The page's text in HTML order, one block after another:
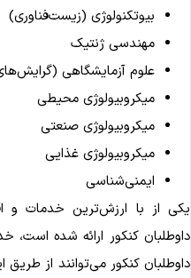
بیوتکنولوژی (زیست‌فناوری)
مهندسی ژنتیک
علوم آزمایشگاهی
میکروبیولوژی محیطی
میکروبیولوژی صنعتی
میکروبیولوژی غذایی
ایمنی‌شناسی
از با ارزش‌ترین خدمات و
کنکور ارائه شده است،
کنکور می‌توانند از